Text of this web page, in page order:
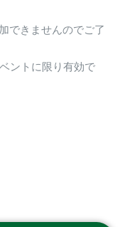
できませんのでご了
ントに限り有効で